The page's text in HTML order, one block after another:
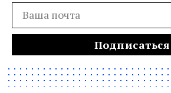
Подписаться